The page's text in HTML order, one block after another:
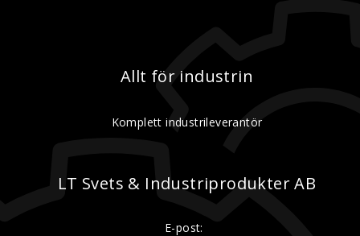
Allt för industrin
Komplett industrileverantör
LT Svets & Industriprodukter AB
E-post: